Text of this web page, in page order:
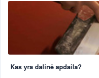
Kas yra dalinė apdaila?